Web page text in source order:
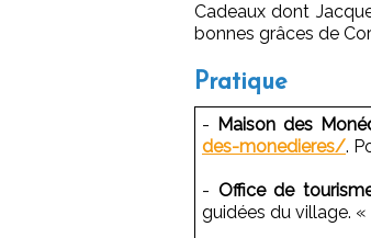
Cadeaux dont
bonnes grâces de
Pratique
- Maison des
des-monedieres/.
- Office de
guidées du village.